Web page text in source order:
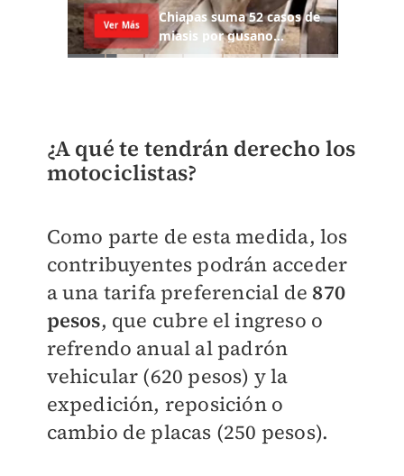
¿A qué te tendrán derecho los
motociclistas?
Como parte de esta medida, los
contribuyentes podrán acceder
a una tarifa preferencial de 870
pesos, que cubre el ingreso o
refrendo anual al padrón
vehicular (620 pesos) y la
expedición, reposición o
cambio de placas (250 pesos).